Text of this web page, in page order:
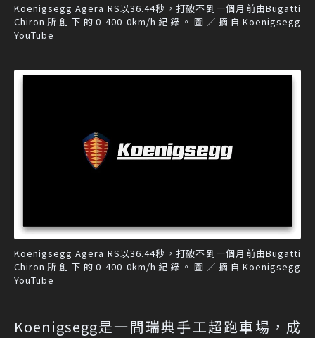
Koenigsegg Agera RS以36.44秒，打破不到一個月前由Bugatti
Chiron所創下的0-400-0km/h紀錄。圖／摘自Koenigsegg
YouTube
Koenigsegg Agera RS以36.44秒，打破不到一個月前由Bugatti
Chiron所創下的0-400-0km/h紀錄。圖／摘自Koenigsegg
YouTube
Koenigsegg是一間瑞典手工超跑車場，成